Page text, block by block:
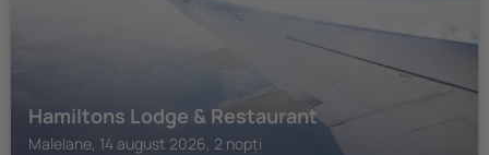
Hamiltons Lodge & Restaurant
Malelane, 14 august 2026, 2 nopți